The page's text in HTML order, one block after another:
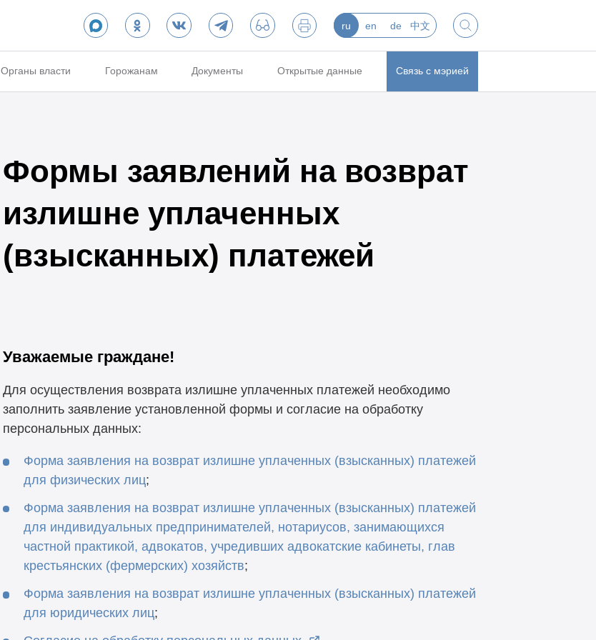
ru en de 中文
Органы власти Горожанам Документы Открытые данные Связь с мэрией
Формы заявлений на возврат
излишне уплаченных
(взысканных) платежей
Уважаемые граждане!
Для осуществления возврата излишне уплаченных платежей необходимо
заполнить заявление установленной формы и согласие на обработку
персональных данных:
Форма заявления на возврат излишне уплаченных (взысканных) платежей
для физических лиц;
Форма заявления на возврат излишне уплаченных (взысканных) платежей
для индивидуальных предпринимателей, нотариусов, занимающихся
частной практикой, адвокатов, учредивших адвокатские кабинеты, глав
крестьянских (фермерских) хозяйств;
Форма заявления на возврат излишне уплаченных (взысканных) платежей
для юридических лиц;